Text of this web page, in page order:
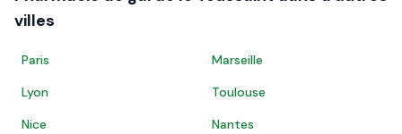
villes
Paris
Marseille
Lyon
Toulouse
Nice
Nantes